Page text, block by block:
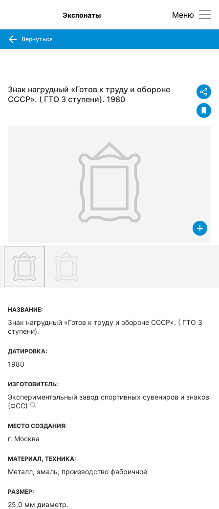
Меню
Экспонаты
Вернуться
Знак нагрудный «Готов к труду и обороне
СССР». ( ГТО 3 ступени). 1980
НАЗВАНИЕ:
Знак нагрудный «Готов к труду и обороне СССР». ( ГТО 3
ступени).
ДАТИРОВКА:
1980
ИЗГОТОВИТЕЛЬ:
Экспериментальный завод спортивных сувениров и знаков
(ФСС)
МЕСТО СОЗДАНИЯ:
г. Москва
МАТЕРИАЛ, ТЕХНИКА:
Металл, эмаль; производство фабричное
РАЗМЕР:
25,0 мм диаметр.